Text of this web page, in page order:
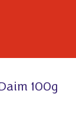
100g